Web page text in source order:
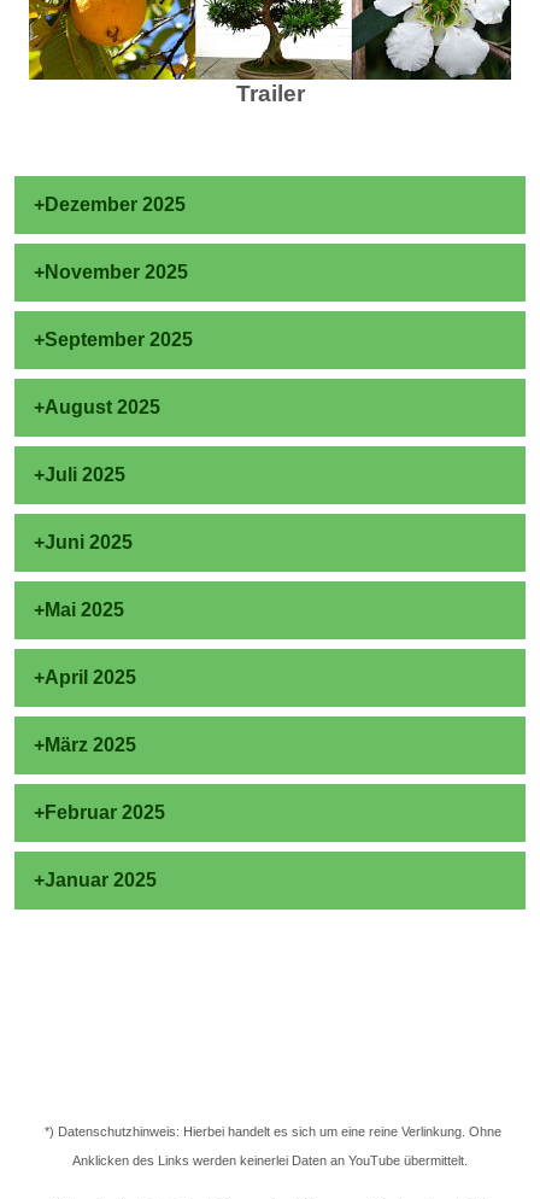
Trailer
Dezember 2025
November 2025
September 2025
August 2025
Juli 2025
Juni 2025
Mai 2025
April 2025
März 2025
Februar 2025
Januar 2025
*) Datenschutzhinweis: Hierbei handelt es sich um eine reine Verlinkung. Ohne
Anklicken des Links werden keinerlei Daten an YouTube übermittelt.